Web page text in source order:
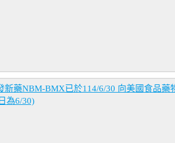
新藥NBM-BMX已於114/6/30 向美國食品
為6/30)